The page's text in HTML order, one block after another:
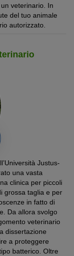
veterinario. In
del tuo animale
autorizzato.
Justus-
una vasta
clinica per piccoli
grossa taglia e per
in fatto di
Da allora svolgo
veterinario
dissertazione
a proteggere
batterico. Oltre